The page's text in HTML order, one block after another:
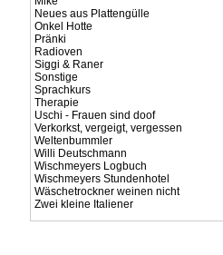
Neues aus Plattengülle
Onkel Hotte
Pränki
Radioven
Siggi & Raner
Sonstige
Sprachkurs
Therapie
Uschi - Frauen sind doof
Verkorkst, vergeigt, vergessen
Weltenbummler
Willi Deutschmann
Wischmeyers Logbuch
Wischmeyers Stundenhotel
Wäschetrockner weinen nicht
Zwei kleine Italiener